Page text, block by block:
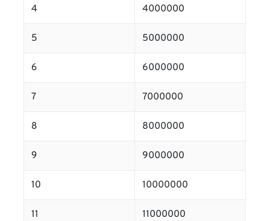
4 4000000
5 5000000
6 6000000
7 7000000
8 8000000
9 9000000
10 10000000
11 11000000